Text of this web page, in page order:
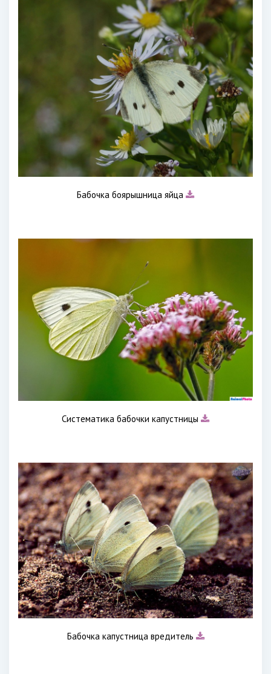
Бабочка боярышница яйца
Систематика бабочки капустницы
Бабочка капустница вредитель